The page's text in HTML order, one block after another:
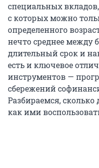
специальных
с которых можно
определенного
нечто среднее между
длительный срок и
есть и ключевое
инструментов —
сбережений
Разбираемся,
как ими